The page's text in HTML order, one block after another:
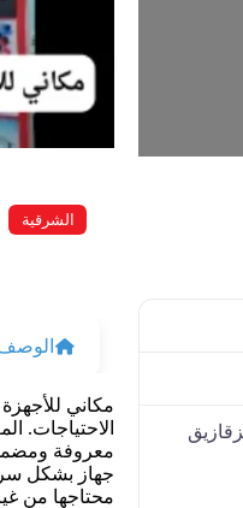
الشرقية
مكاني
الاحتياجات.
معروفة
جهاز بشكل
محتاجها من